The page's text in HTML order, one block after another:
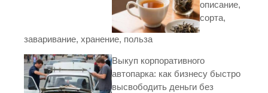
описание,
сорта,
заваривание, хранение, польза
Выкуп корпоративного
автопарка: как бизнесу быстро
высвободить деньги без